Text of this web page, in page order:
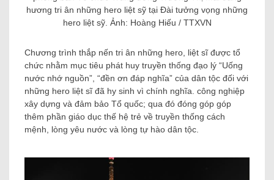
hương tri ân những hero liệt sỹ tại Đài tưởng vọng những
hero liệt sỹ. Ảnh: Hoàng Hiếu / TTXVN
Chương trình thắp nến tri ân những hero, liệt sĩ được tổ
chức nhằm mục tiêu phát huy truyền thống đạo lý “Uống
nước nhớ nguồn”, “đền ơn đáp nghĩa” của dân tộc đối với
những hero liệt sĩ đã hy sinh vì chính nghĩa. công nghiệp
xây dựng và đảm bảo Tổ quốc; qua đó đóng góp góp
thêm phần giáo dục thế hệ trẻ về truyền thống cách
mệnh, lòng yêu nước và lòng tự hào dân tộc.